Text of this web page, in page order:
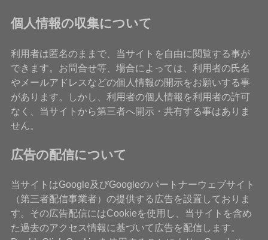
個人情報の収集について
利用者は匿名のままで、当サイトを自由に閲覧する事が
できます。お問合せ等、場合によっては、利用者の氏名
やメールアドレスなどの個人情報の開示をお願いする事
があります。しかし、利用者の個人情報を利用者の許可
なく、当サイトから第三者へ開示・共有する事はありま
せん。
広告の配信について
当サイトはGoogle及びGoogleのパートナーウェブサイト
（第三者配信事業者）の提供する広告を設置しておりま
す。その広告配信にはCookieを使用し、当サイトを含め
た過去のアクセス情報に基づいて広告を配信します。